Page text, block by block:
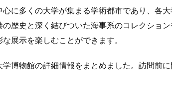
に多くの大学が集まる学術都市であり、各
歴史と深く結びついた海事系のコレクショ
展示を楽しむことができます。
博物館の詳細情報をまとめました。訪問前